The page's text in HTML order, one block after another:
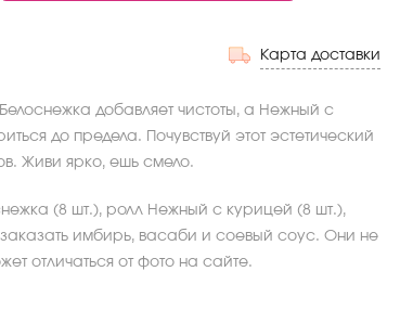
Карта доставки
добавляет чистоты, а Нежный с
до предела. Почувствуй этот эстетический
Живи ярко, ешь смело.
(8 шт.), ролл Нежный с курицей (8 шт.),
имбирь, васаби и соевый соус. Они не
отличаться от фото на сайте.